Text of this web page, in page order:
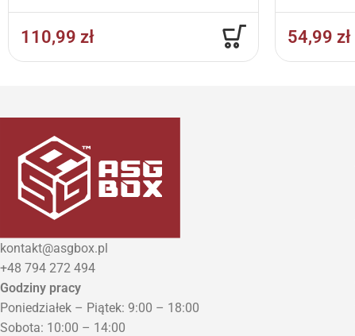
110,99 zł 54,99 zł
kontakt@asgbox.pl
+48 794 272 494
Godziny pracy
Poniedziałek – Piątek: 9:00 – 18:00
Sobota: 10:00 – 14:00